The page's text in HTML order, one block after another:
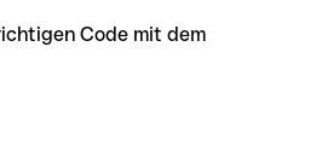
Code mit dem